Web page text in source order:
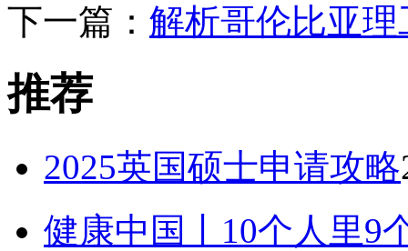
下一篇： 解析哥伦比亚
推荐
2025英国硕士申请攻略
健康中国丨10个人里9